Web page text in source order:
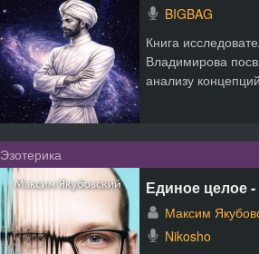
BIGBAG
Книга
Владимирова
анализу
Эзотерика
Единое целое
Максим
Nikosho